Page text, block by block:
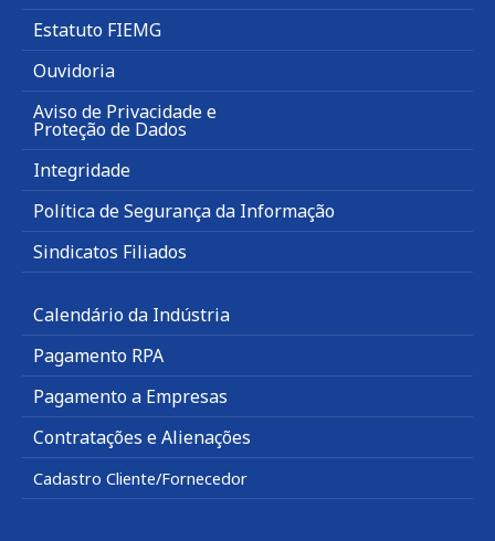
Estatuto FIEMG
Ouvidoria
Aviso de Privacidade e
Proteção de Dados
Integridade
Política de Segurança da Informação
Sindicatos Filiados
Calendário da Indústria
Pagamento RPA
Pagamento a Empresas
Contratações e Alienações
Cadastro Cliente/Fornecedor